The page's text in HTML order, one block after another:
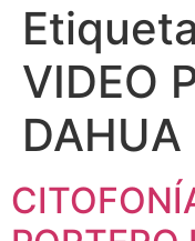
VIDEO
DAHUA